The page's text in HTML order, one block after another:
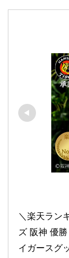
＼楽天ラン
ズ 阪神 優
イガースグ